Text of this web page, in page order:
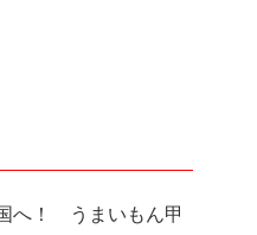
へ！ うまいもん甲